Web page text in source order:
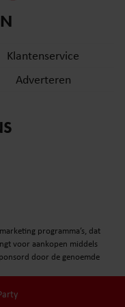
en analyse. Deze
of die ze hebben
van hun services. U
Klantenservice
Adverteren
programma’s, dat
voor aankopen middels
door de genoemde